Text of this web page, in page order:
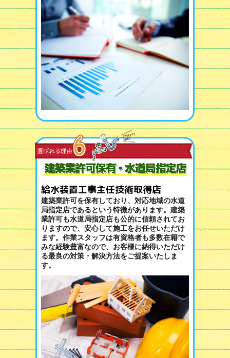
給水装置工事主任技術取得店
建築業許可を保有しており、対応地域の水道
局指定店であるという特徴があります。建築
業許可も水道局指定店も公的に信頼されてお
りますので、安心して施工をお任せいただけ
ます。作業スタッフは有資格者も多数在籍で
みな経験豊富なので、お客様に納得いただけ
る最良の対策・解決方法をご提案いたしま
す。